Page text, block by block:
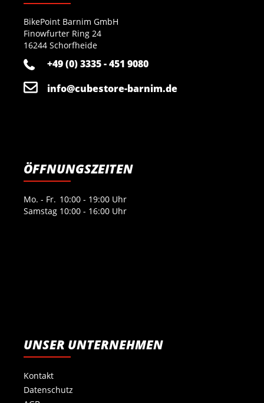
BikePoint Barnim GmbH
Finowfurter Ring 24
16244 Schorfheide
+49 (0) 3335 - 451 9080
info@cubestore-barnim.de
ÖFFNUNGSZEITEN
Mo. - Fr. 10:00 - 19:00 Uhr
Samstag 10:00 - 16:00 Uhr
UNSER UNTERNEHMEN
Kontakt
Datenschutz